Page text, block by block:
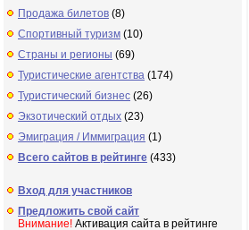
Продажа билетов (8)
Спортивный туризм (10)
Страны и регионы (69)
Туристические агентства (174)
Туристический бизнес (26)
Экзотический отдых (23)
Эмиграция / Иммиграция (1)
Всего сайтов в рейтинге (433)
Вход для участников
Предложить свой сайт
Внимание! Активация сайта в рейтинге